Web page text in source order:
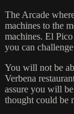
The Arcade
machines to the
machines. El
you can
You will not be
Verbena
assure you will
thought could be